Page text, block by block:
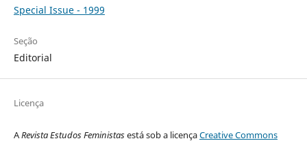
Special Issue - 1999
Seção
Editorial
Licença
ARevista Estudos Feministasestá sob a licençaCreative Commons